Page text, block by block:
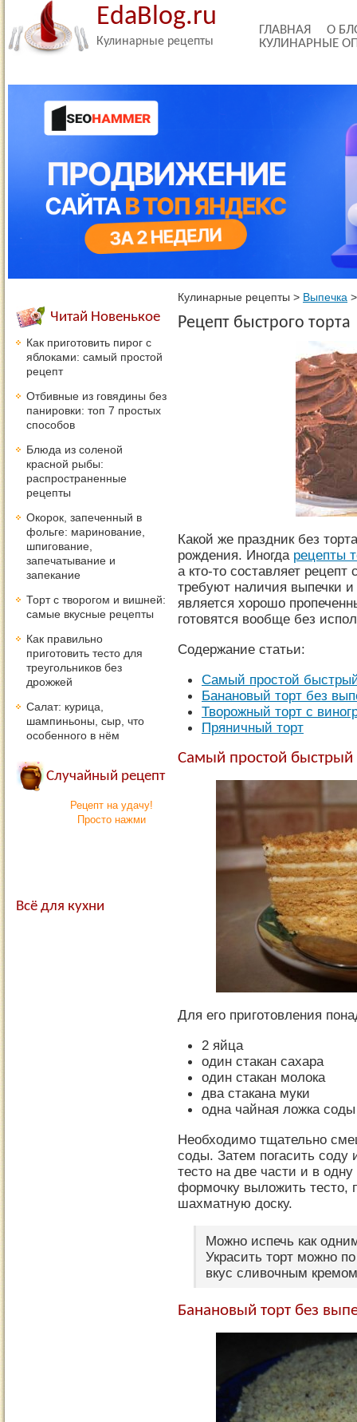
EdaBlog.ru
Кулинарные рецепты
ГЛАВНАЯ
О
КУЛИНАРНЫЕ
Кулинарные рецепты > Выпечка
Рецепт быстрого торта
Какой же праздник без
рождения. Иногда рецепты
а кто-то составляет
требуют наличия выпечки
является хорошо
готовятся вообще без
Содержание статьи:
Самый простой
Банановый торт без
Творожный торт с
Пряничный торт
Самый простой быстрый
Для его приготовления
2 яйца
один стакан сахара
один стакан молока
два стакана муки
одна чайная ложка соды
Необходимо тщательно
соды. Затем погасить соду
тесто на две части и в
формочку выложить тесто,
шахматную доску.
Можно испечь как
Украсить торт можно
вкус сливочным
Банановый торт без
Читай Новенькое
Как приготовить пирог с
яблоками: самый простой
рецепт
Отбивные из говядины без
панировки: топ 7 простых
способов
Блюда из соленой
красной рыбы:
распространенные
рецепты
Окорок, запеченный в
фольге: маринование,
шпигование,
запечатывание и
запекание
Торт с творогом и вишней:
самые вкусные рецепты
Как правильно
приготовить тесто для
треугольников без
дрожжей
Салат: курица,
шампиньоны, сыр, что
особенного в нём
Случайный рецепт
Рецепт на удачу!
Просто нажми
Всё для кухни